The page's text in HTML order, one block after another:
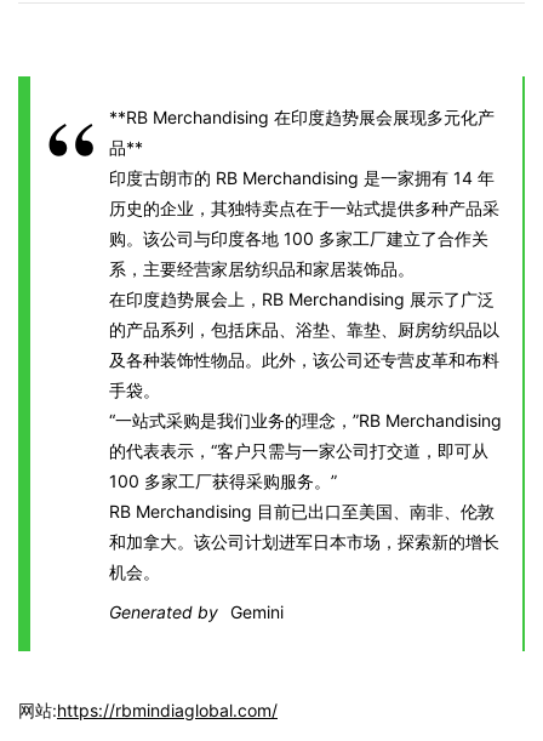
**RB Merchandising 在印度趋势展会展现多元化产
品**
印度古朗市的 RB Merchandising 是一家拥有 14 年
历史的企业，其独特卖点在于一站式提供多种产品采
购。该公司与印度各地 100 多家工厂建立了合作关
系，主要经营家居纺织品和家居装饰品。
在印度趋势展会上，RB Merchandising 展示了广泛
的产品系列，包括床品、浴垫、靠垫、厨房纺织品以
及各种装饰性物品。此外，该公司还专营皮革和布料
手袋。
“一站式采购是我们业务的理念，”RB Merchandising
的代表表示，“客户只需与一家公司打交道，即可从
100 多家工厂获得采购服务。”
RB Merchandising 目前已出口至美国、南非、伦敦
和加拿大。该公司计划进军日本市场，探索新的增长
机会。
Generated by Gemini
网站:https://rbmindiaglobal.com/